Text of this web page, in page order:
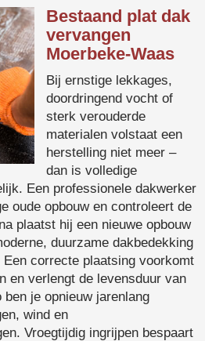
Bestaand plat dak
vervangen
Moerbeke-Waas
Bij ernstige lekkages,
doordringend vocht of
sterk verouderde
materialen volstaat een
herstelling niet meer –
dan is volledige
Een professionele dakwerker
oude opbouw en controleert de
plaatst hij een nieuwe opbouw
duurzame dakbedekking
correcte plaatsing voorkomt
en verlengt de levensduur van
je opnieuw jarenlang
wind en
Vroegtijdig ingrijpen bespaart